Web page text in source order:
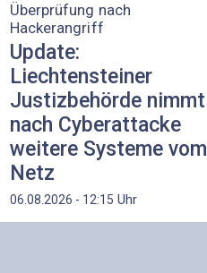
Überprüfung nach
Hackerangriff
Update:
Liechtensteiner
Justizbehörde nimmt
nach Cyberattacke
weitere Systeme vom
Netz
06.08.2026 - 12:15 Uhr